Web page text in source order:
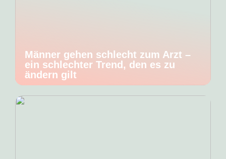
Männer gehen schlecht zum Arzt –
ein schlechter Trend, den es zu
ändern gilt